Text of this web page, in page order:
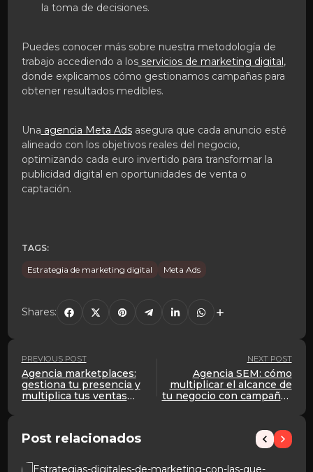
la toma de decisiones.
Puedes conocer más sobre nuestra metodología de
trabajo accediendo a losservicios de marketing digital,
donde explicamos cómo gestionamos campañas para
obtener resultados medibles.
Una agencia Meta Adsasegura que cada anuncio esté
alineado con los objetivos reales del negocio,
optimizando cada euro invertido para transformar la
publicidad digital en oportunidades de venta o
captación.
TAGS:
Estrategia de marketing digital Meta Ads
Shares:
PREVIOUS POST
Agencia marketplaces:
gestiona tu presencia y
multiplica tus ventas
NEXT POST
Agencia SEM: cómo
multiplicar el alcance de
tu negocio con campañas
Post relacionados